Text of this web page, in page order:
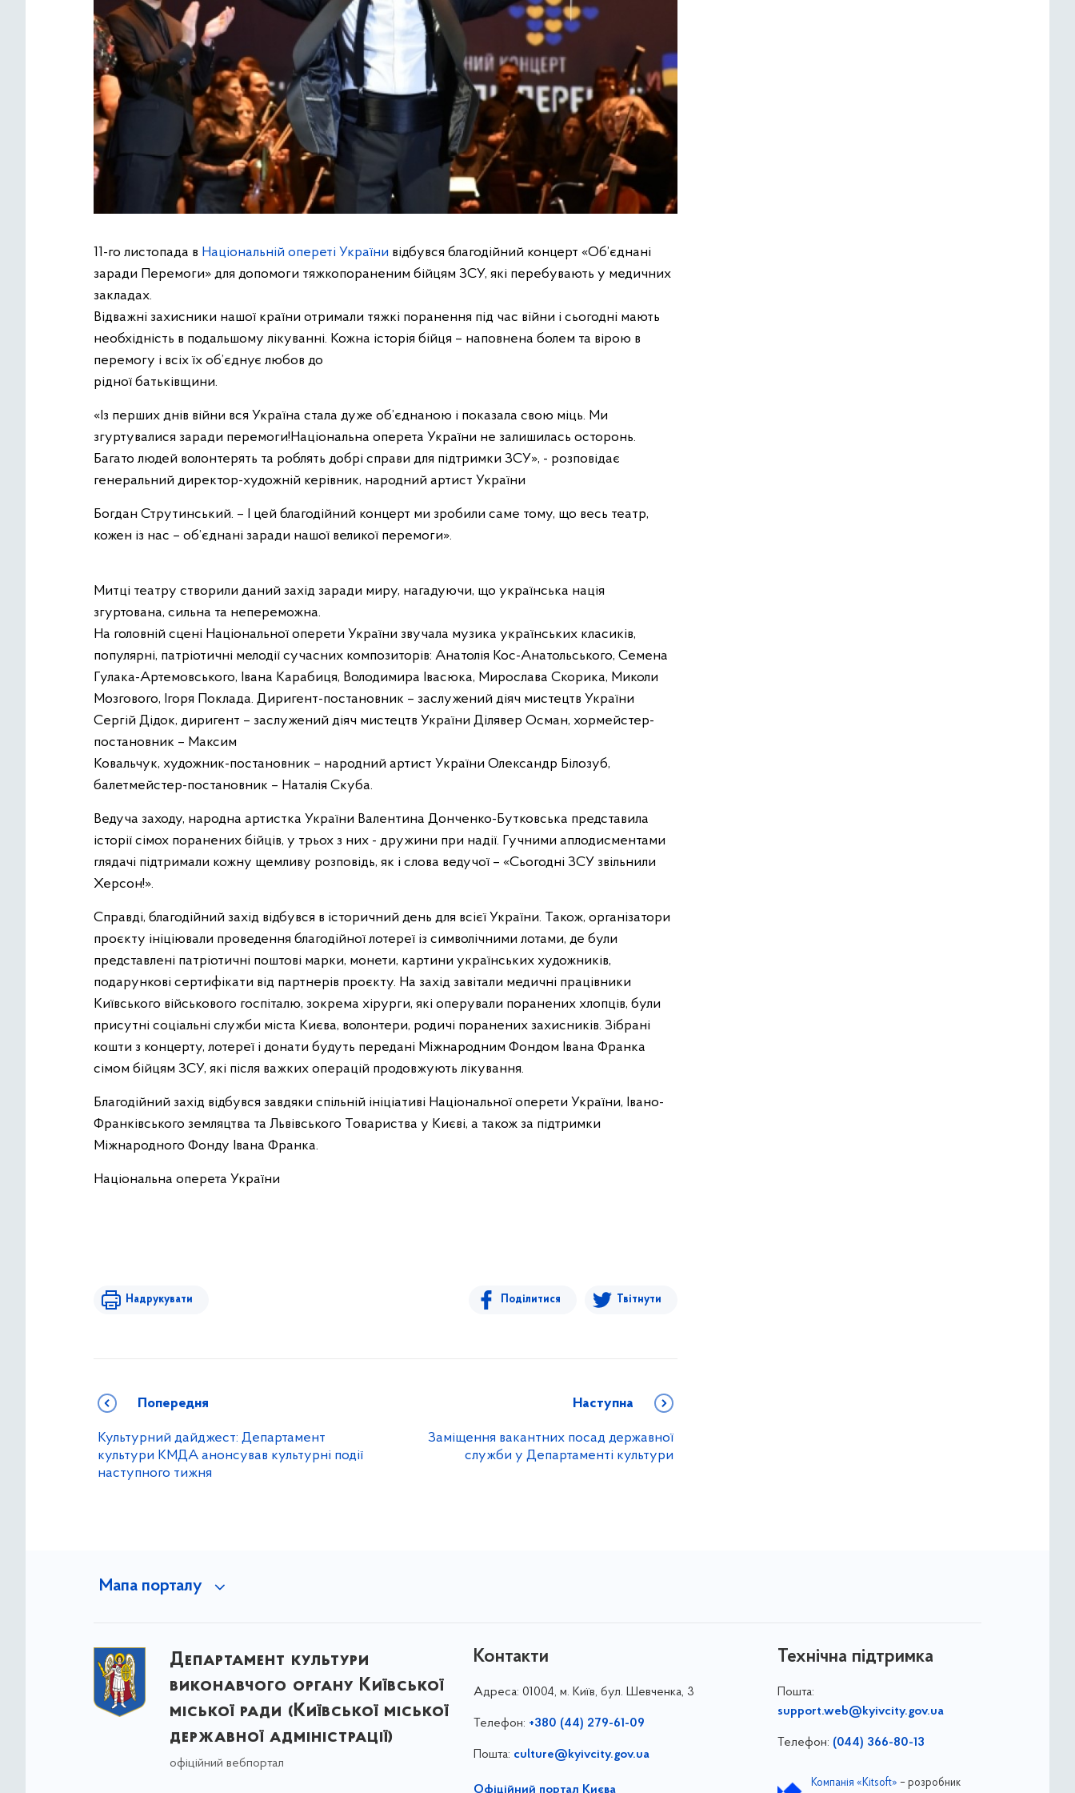
11-го листопада в Національній опереті України відбувся благодійний концерт «Об’єднані
заради Перемоги» для допомоги тяжкопораненим бійцям ЗСУ, які перебувають у медичних
закладах.
Відважні захисники нашої країни отримали тяжкі поранення під час війни і сьогодні мають
необхідність в подальшому лікуванні. Кожна історія бійця – наповнена болем та вірою в
перемогу і всіх їх об’єднує любов до
рідної батьківщини.
«Із перших днів війни вся Україна стала дуже об’єднаною і показала свою міць. Ми
згуртувалися заради перемоги!Національна оперета України не залишилась осторонь.
Багато людей волонтерять та роблять добрі справи для підтримки ЗСУ», - розповідає
генеральний директор-художній керівник, народний артист України
Богдан Струтинський. – І цей благодійний концерт ми зробили саме тому, що весь театр,
кожен із нас – об’єднані заради нашої великої перемоги».
Митці театру створили даний захід заради миру, нагадуючи, що українська нація
згуртована, сильна та непереможна.
На головній сцені Національної оперети України звучала музика українських класиків,
популярні, патріотичні мелодії сучасних композиторів: Анатолія Кос-Анатольського, Семена
Гулака-Артемовського, Івана Карабиця, Володимира Івасюка, Мирослава Скорика, Миколи
Мозгового, Ігоря Поклада. Диригент-постановник – заслужений діяч мистецтв України
Сергій Дідок, диригент – заслужений діяч мистецтв України Ділявер Осман, хормейстер-
постановник – Максим
Ковальчук, художник-постановник – народний артист України Олександр Білозуб,
балетмейстер-постановник – Наталія Скуба.
Ведуча заходу, народна артистка України Валентина Донченко-Бутковська представила
історії сімох поранених бійців, у трьох з них - дружини при надії. Гучними аплодисментами
глядачі підтримали кожну щемливу розповідь, як і слова ведучої – «Сьогодні ЗСУ звільнили
Херсон!».
Справді, благодійний захід відбувся в історичний день для всієї України. Також, організатори
проєкту ініціювали проведення благодійної лотереї із символічними лотами, де були
представлені патріотичні поштові марки, монети, картини українських художників,
подарункові сертифікати від партнерів проєкту. На захід завітали медичні працівники
Київського військового госпіталю, зокрема хірурги, які оперували поранених хлопців, були
присутні соціальні служби міста Києва, волонтери, родичі поранених захисників. Зібрані
кошти з концерту, лотереї і донати будуть передані Міжнародним Фондом Івана Франка
сімом бійцям ЗСУ, які після важких операцій продовжують лікування.
Благодійний захід відбувся завдяки спільній ініціативі Національної оперети України, Івано-
Франківського земляцтва та Львівського Товариства у Києві, а також за підтримки
Міжнародного Фонду Івана Франка.
Національна оперета України
Надрукувати Поділитися Твітнути
Попередня
Культурний дайджест: Департамент
культури КМДА анонсував культурні події
наступного тижня
Наступна
Заміщення вакантних посад державної
служби у Департаменті культури
Мапа порталу
Департамент культури
виконавчого органу Київської
міської ради (Київської міської
державної адміністрації)
офіційний вебпортал
Контакти
Адреса: 01004, м. Київ, бул. Шевченка, 3
Телефон: +380 (44) 279-61-09
Пошта: culture@kyivcity.gov.ua
Офіційний портал Києва
Технічна підтримка
Пошта:
support.web@kyivcity.gov.ua
Телефон: (044) 366-80-13
Компанія «Kitsoft» – розробник